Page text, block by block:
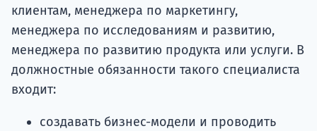
клиентам, менеджера по маркетингу,
менеджера по исследованиям и развитию,
менеджера по развитию продукта или услуги. В
должностные обязанности такого специалиста
входит:
создавать бизнес-модели и проводить